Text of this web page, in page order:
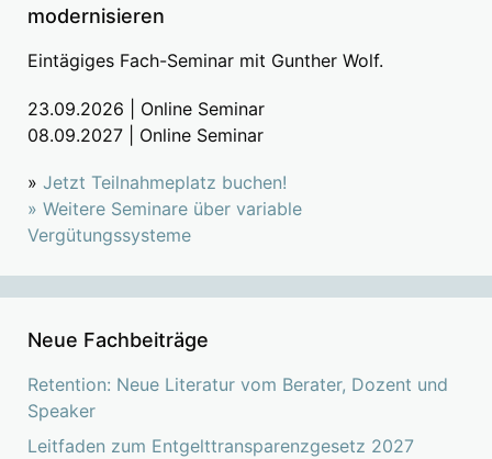
modernisieren
Eintägiges Fach-Seminar mit Gunther Wolf.
23.09.2026 | Online Seminar
08.09.2027 | Online Seminar
» Jetzt Teilnahmeplatz buchen!
» Weitere Seminare über variable
Vergütungssysteme
Neue Fachbeiträge
Retention: Neue Literatur vom Berater, Dozent und
Speaker
Leitfaden zum Entgelttransparenzgesetz 2027